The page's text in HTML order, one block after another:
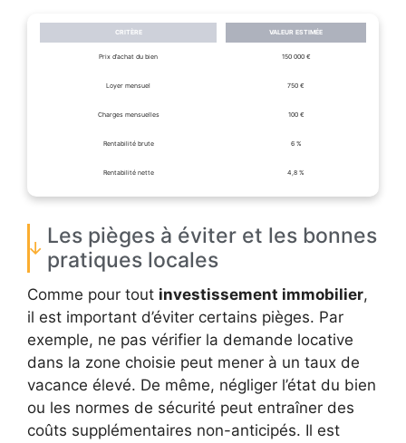
CRITÈRE VALEUR ESTIMÉE
Prix d’achat du bien 150 000 €
Loyer mensuel 750 €
Charges mensuelles 100 €
Rentabilité brute 6 %
Rentabilité nette 4,8 %
Les pièges à éviter et les bonnes
pratiques locales
Comme pour tout investissement immobilier,
il est important d’éviter certains pièges. Par
exemple, ne pas vérifier la demande locative
dans la zone choisie peut mener à un taux de
vacance élevé. De même, négliger l’état du bien
ou les normes de sécurité peut entraîner des
coûts supplémentaires non-anticipés. Il est